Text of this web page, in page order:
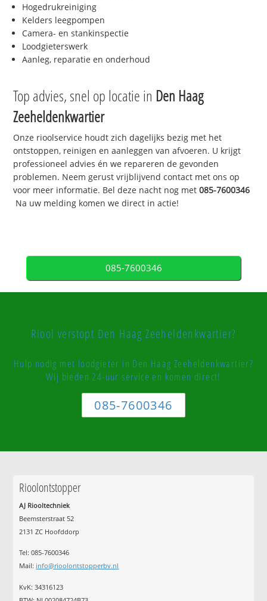
Hogedrukreiniging
Kelders leegpompen
Camera- en stankinspectie
Loodgieterswerk
Aanleg, reparatie en onderhoud
Top advies, snel op locatie in Den Haag
Zeeheldenkwartier
Onze rioolservice houdt zich dagelijks bezig met het
ontstoppen, reinigen en aanleggen van afvoeren. U krijgt
professioneel advies én we repareren de gevonden
problemen. Neem gerust vrijblijvend contact met ons op
voor meer informatie. Bel deze nacht nog met085-7600346
Na uw melding komen we direct in actie!
085-7600346
Riool verstopt Den Haag Zeeheldenkwartier?
Hulp nodig met loodgieter in Den Haag Zeeheldenkwartier?
Wij bieden 24-uur service en komen direct!
085-7600346
Rioolontstopper
AJ Riooltechniek
Beemsterstraat 52
2131 ZC Hoofddorp
Tel:085-7600346
Mail: info@rioolontstopperbv.nl
KvK: 34316123